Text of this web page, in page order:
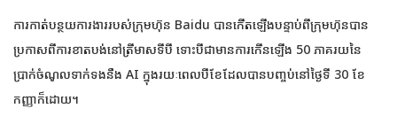
ការកាត់បន្ថយការងាររបស់ក្រុមហ៊ុន Baidu បានកើតឡើងបន្ទាប់ពីក្រុមហ៊ុនបាន
ប្រកាសពីការខាតបង់នៅត្រីមាសទីបី ទោះបីជាមានការកើនឡើង 50 ភាគរយនៃ
ប្រាក់ចំណូលទាក់ទងនឹង AI ក្នុងរយៈពេលបីខែដែលបានបញ្ចប់នៅថ្ងៃទី 30 ខែ
កញ្ញាក៏ដោយ។